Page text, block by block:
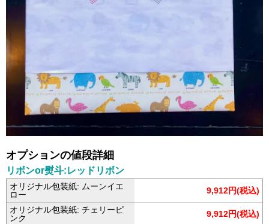
オプションの値段詳細
リボンor熨斗:レッドリボン
オリジナル包装紙: ムーンイエ
ロー
9,912円(税込)
オリジナル包装紙: チェリーピ
ンク
9,912円(税込)